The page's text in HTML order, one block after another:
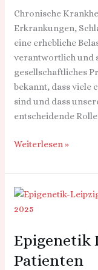
Chronische
Erkrankungen,
eine erhebliche
verantwortlich und
gesellschaftliches
bekannt, dass viele
sind und dass
entscheidende
Weiterlesen »
Epigenetik
Patienten
Epigenetik
Leipzig:
für
Patienten